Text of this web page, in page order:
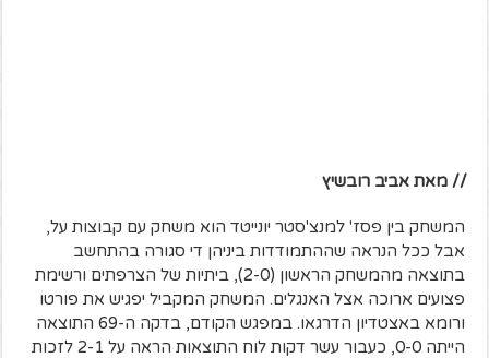
// מאת אביב רובשיץ
המשחק בין פסז' למנצ'סטר יונייטד הוא משחק עם קבוצות על,
אבל ככל הנראה שההתמודדות ביניהן די סגורה בהתחשב
בתוצאה מהמשחק הראשון (2-0), ביתיות של הצרפתים ורשימת
פצועים ארוכה אצל האנגלים. המשחק המקביל יפגיש את פורטו
ורומא באצטדיון הדרגאו. במפגש הקודם, בדקה ה-69 התוצאה
הייתה 0-0, כעבור עשר דקות לוח התוצאות הראה על 2-1 לזכות